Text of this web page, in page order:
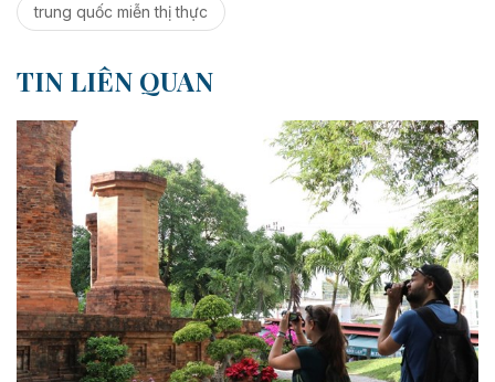
trung quốc miễn thị thực
TIN LIÊN QUAN